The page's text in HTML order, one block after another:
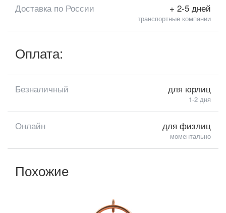
Доставка по России + 2-5 дней
транспортные компании
Оплата:
Безналичный для юрлиц
1-2 дня
Онлайн для физлиц
моментально
Похожие